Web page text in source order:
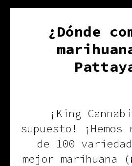
¿Dónde
¡King
supuesto! ¡Hemos
de 100
mejor marihuana